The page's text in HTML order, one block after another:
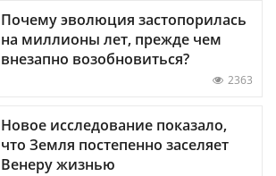
Почему эволюция застопорилась
на миллионы лет, прежде чем
внезапно возобновиться?
2363
Новое исследование показало,
что Земля постепенно заселяет
Венеру жизнью